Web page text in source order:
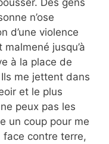
Des gens
n’ose
d’une violence
jusqu’à
à la place de
me jettent dans
et le plus
peux pas les
un coup pour me
contre terre,